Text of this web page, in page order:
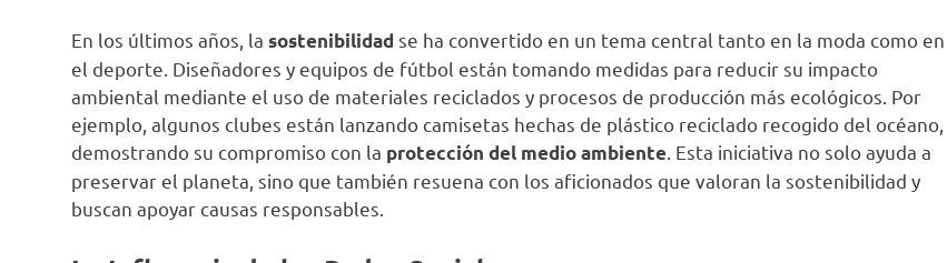
En los últimos años, la sostenibilidad se ha convertido en un tema central tanto en la moda como en
el deporte. Diseñadores y equipos de fútbol están tomando medidas para reducir su impacto
ambiental mediante el uso de materiales reciclados y procesos de producción más ecológicos. Por
ejemplo, algunos clubes están lanzando camisetas hechas de plástico reciclado recogido del océano,
demostrando su compromiso con la protección del medio ambiente . Esta iniciativa no solo ayuda a
preservar el planeta, sino que también resuena con los aficionados que valoran la sostenibilidad y
buscan apoyar causas responsables.